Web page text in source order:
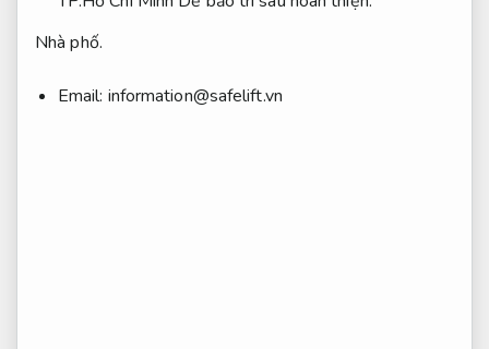
Nhà phố.
Email: information@safelift.vn